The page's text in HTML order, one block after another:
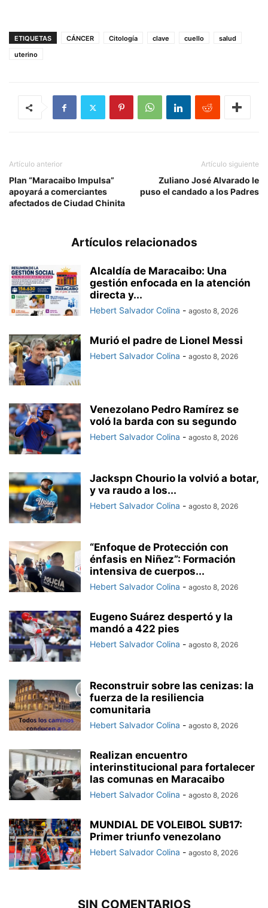
ETIQUETAS CÁNCER Citología clave cuello
salud
uterino
Artículo anterior
Plan “Maracaibo Impulsa”
apoyará a comerciantes
afectados de Ciudad Chinita
Artículo siguiente
Zuliano José Alvarado le
puso el candado a los Padres
Artículos relacionados
Alcaldía de Maracaibo: Una
gestión enfocada en la atención
directa y...
Hebert Salvador Colina - agosto 8, 2026
Murió el padre de Lionel Messi
Hebert Salvador Colina - agosto 8, 2026
Venezolano Pedro Ramírez se
voló la barda con su segundo
Hebert Salvador Colina - agosto 8, 2026
Jackspn Chourio la volvió a botar,
y va raudo a los...
Hebert Salvador Colina - agosto 8, 2026
“Enfoque de Protección con
énfasis en Niñez”: Formación
intensiva de cuerpos...
Hebert Salvador Colina - agosto 8, 2026
Eugeno Suárez despertó y la
mandó a 422 pies
Hebert Salvador Colina - agosto 8, 2026
Reconstruir sobre las cenizas: la
fuerza de la resiliencia
comunitaria
Hebert Salvador Colina - agosto 8, 2026
Realizan encuentro
interinstitucional para fortalecer
las comunas en Maracaibo
Hebert Salvador Colina - agosto 8, 2026
MUNDIAL DE VOLEIBOL SUB17:
Primer triunfo venezolano
Hebert Salvador Colina - agosto 8, 2026
SIN COMENTARIOS